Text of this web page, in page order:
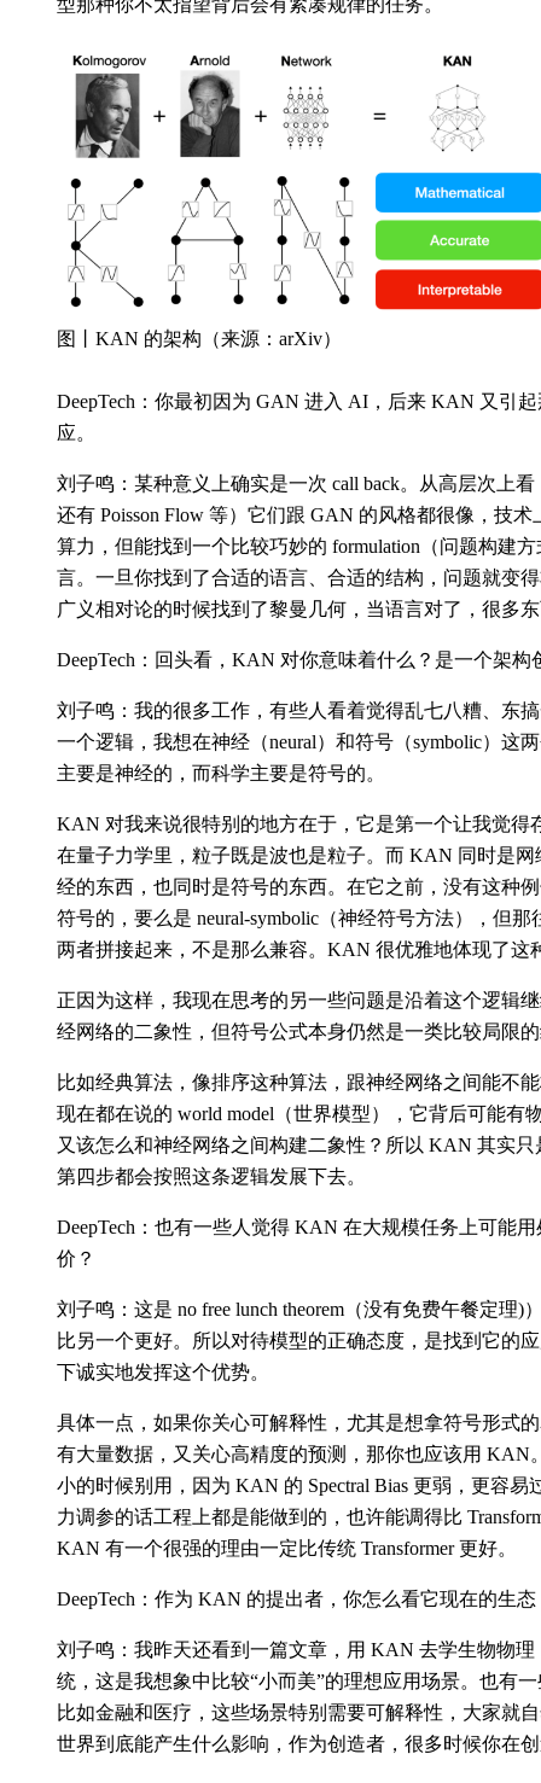
型那种你不太指望背后会有紧凑规律的任务。
图丨KAN 的架构（来源：arXiv）
DeepTech：你最初因为 GAN 进入 AI，后来 KAN 又引
应。
刘子鸣：某种意义上确实是一次 call back。从高层次上
还有 Poisson Flow 等）它们跟 GAN 的风格都很像，技
算力，但能找到一个比较巧妙的 formulation（问题构建
言。一旦你找到了合适的语言、合适的结构，问题就变
广义相对论的时候找到了黎曼几何，当语言对了，很多
DeepTech：回头看，KAN 对你意味着什么？是一个架
刘子鸣：我的很多工作，有些人看着觉得乱七八糟、东
一个逻辑，我想在神经（neural）和符号（symbolic）这
主要是神经的，而科学主要是符号的。
KAN 对我来说很特别的地方在于，它是第一个让我觉得
在量子力学里，粒子既是波也是粒子。而 KAN 同时是
经的东西，也同时是符号的东西。在它之前，没有这种
符号的，要么是 neural-symbolic（神经符号方法），但
两者拼接起来，不是那么兼容。KAN 很优雅地体现了这
正因为这样，我现在思考的另一些问题是沿着这个逻辑
经网络的二象性，但符号公式本身仍然是一类比较局限
比如经典算法，像排序这种算法，跟神经网络之间能不
现在都在说的 world model（世界模型），它背后可能有
又该怎么和神经网络之间构建二象性？所以 KAN 其实
第四步都会按照这条逻辑发展下去。
DeepTech：也有一些人觉得 KAN 在大规模任务上可能
价？
刘子鸣：这是 no free lunch theorem（没有免费午餐定理
比另一个更好。所以对待模型的正确态度，是找到它的
下诚实地发挥这个优势。
具体一点，如果你关心可解释性，尤其是想拿符号形式
有大量数据，又关心高精度的预测，那你也应该用 KAN
小的时候别用，因为 KAN 的 Spectral Bias 更弱，更容
力调参的话工程上都是能做到的，也许能调得比
KAN 有一个很强的理由一定比传统 Transformer 更好。
DeepTech：作为 KAN 的提出者，你怎么看它现在的生态
刘子鸣：我昨天还看到一篇文章，用 KAN 去学生物物理
统，这是我想象中比较“小而美”的理想应用场景。也有
比如金融和医疗，这些场景特别需要可解释性，大家就
世界到底能产生什么影响，作为创造者，很多时候你在